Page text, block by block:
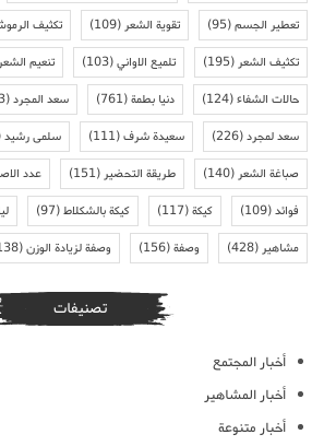
تعطير الجسم(95) تقوية الشعر(109) تكثيف
تكثيف الشعر(195) تلميع الاواني(103) تنعيم
حالات الشفاء(124) دنيا بطمة(761) سعد المجرد(113)
سعد لمجرد(226) سعيدة شرف(111) سلمى رشيد
صباغة الشعر(140) طريقة التحضير(151) عدد
فوائد(109) كيكة(117) كيكة بالشكلاط(97)
مشاهير(428) وصفة(156) وصفة لزيادة الوزن(138)
تصنيفات
أخبار المجتمع
أخبار المشاهير
أخبار متنوعة